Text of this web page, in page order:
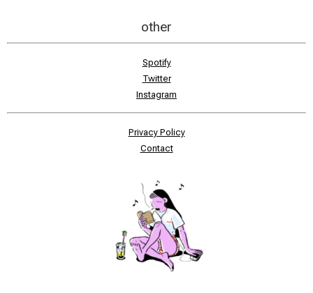
other
Spotify
Twitter
Instagram
Privacy Policy
Contact